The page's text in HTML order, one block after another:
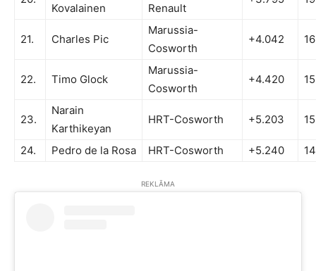
Kovalainen
Renault
21. Charles Pic
Marussia-
Cosworth
+4.042 16
22. Timo Glock
Marussia-
Cosworth
+4.420 15
23.
Narain
Karthikeyan
HRT-Cosworth +5.203 15
24. Pedro de la Rosa HRT-Cosworth +5.240 14
REKLĀMA